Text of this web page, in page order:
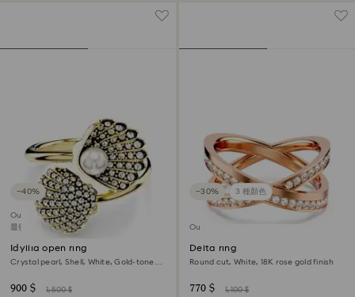
−40%
Outlet
最後機會購買
Idyllia open ring
Crystal pearl, Shell, White, Gold-tone
900 $ 1,500 $
−30% 3 種顏色
Outlet
Delta ring
Round cut, White, 18K rose gold finish
770 $ 1,100 $